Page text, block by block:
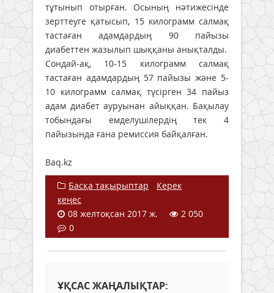
тұтынып отырған. Осының нәтижесінде
зерттеуге қатысып, 15 килограмм салмақ
тастаған адамдардың 90 пайызы
диабеттен жазылып шыққаны анықталды.
Сондай-ақ, 10-15 килограмм салмақ
тастаған адамдардың 57 пайызы және 5-
10 килограмм салмақ түсірген 34 пайыз
адам диабет ауруынан айыққан. Бақылау
тобындағы емделушілердің тек 4
пайызында ғана ремиссия байқалған.
Baq.kz
Басқа тақырыптар / Керек
кеңес
08 желтоқсан 2017 ж.
2 050
0
ҰҚСАС ЖАҢАЛЫҚТАР: